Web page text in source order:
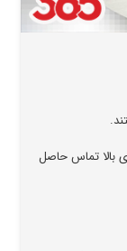
بالا تماس حاصل